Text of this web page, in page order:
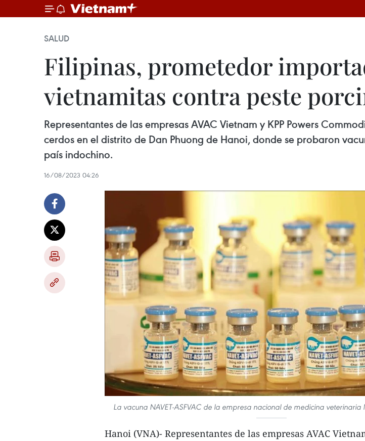
SALUD
Filipinas, prometedor
vietnamitas contra peste
Representantes de las empresas AVAC Vietnam y KPP Powers
cerdos en el distrito de Dan Phuong de Hanoi, donde se probaron
país indochino.
16/08/2023 04:26
La vacuna NAVET-ASFVAC de la empresa nacional de medicina veterinaria
Hanoi (VNA)- Representantes de las empresas AVAC